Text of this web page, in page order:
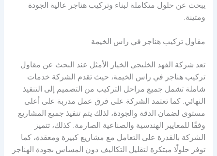
يبحث عن حلول متكاملة لبناء وتركيب هناجر عالية الجودة
ومتينة.
مقاول تركيب هناجر في راس الخيمة
تعد شركة الفهد الخليجي الخيار الأمثل عند البحث عن مقاول
تركيب هناجر في راس الخيمة، حيث تقدم الشركة خدمات
شاملة تشمل جميع مراحل التركيب من التصميم إلى التنفيذ
النهائي. كما تعتمد الشركة على فرق عمل مدربة على أعلى
مستوى لضمان الدقة والجودة، لذلك يتم تنفيذ جميع المشاريع
وفقًا للمعايير الهندسية والصناعية الصارمة. كذلك، تتميز
الشركة بالقدرة على التعامل مع مشاريع كبيرة ومعقدة، كما
توفر حلولًا مبتكرة لتقليل التكاليف دون المساس بجودة الهناجر